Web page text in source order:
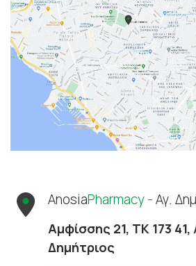
AnosiaPharmacy -Αγ.
Αμφίσσης 21, ΤΚ 173 41,
Δημήτριος